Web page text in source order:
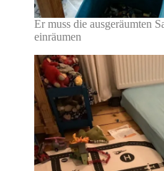
Er muss die ausgeräumten
einräumen